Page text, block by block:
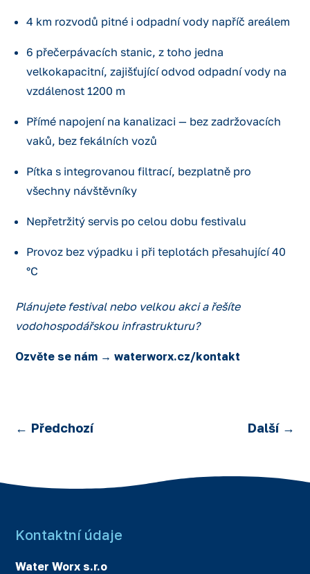
4 km rozvodů pitné i odpadní vody napříč areálem
6 přečerpávacích stanic, z toho jedna
velkokapacitní, zajišťující odvod odpadní vody na
vzdálenost 1200 m
Přímé napojení na kanalizaci — bez zadržovacích
vaků, bez fekálních vozů
Pítka s integrovanou filtrací, bezplatně pro
všechny návštěvníky
Nepřetržitý servis po celou dobu festivalu
Provoz bez výpadku i při teplotách přesahující 40
°C
Plánujete festival nebo velkou akci a řešíte
vodohospodářskou infrastrukturu?
Ozvěte se nám → waterworx.cz/kontakt
← Předchozí Další→
Kontaktní údaje
Water Worx s.r.o